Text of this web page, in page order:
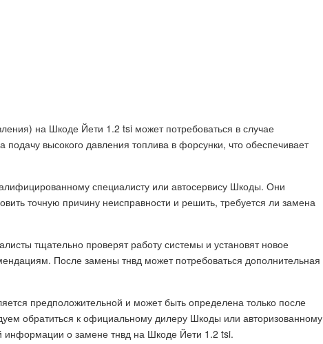
на Шкоде Йети 1.2 tsi может потребоваться в случае
подачу высокого давления топлива в форсунки, что обеспечивает
специалисту или автосервису Шкоды. Они
точную причину неисправности и решить, требуется ли замена
тщательно проверят работу системы и установят новое
После замены тнвд может потребоваться дополнительная
предположительной и может быть определена только после
обратиться к официальному дилеру Шкоды или авторизованному
информации о замене тнвд на Шкоде Йети 1.2 tsi.